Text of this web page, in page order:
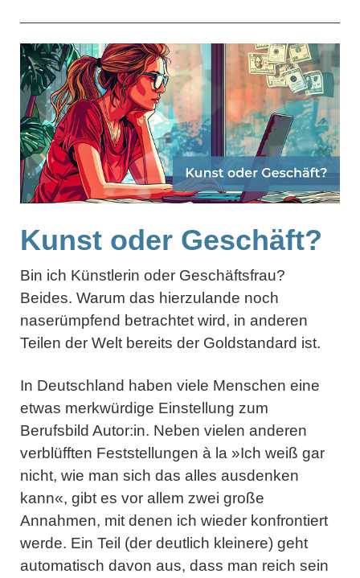
Kunst oder Geschäft?
Bin ich Künstlerin oder Geschäftsfrau?
Beides. Warum das hierzulande noch
naserümpfend betrachtet wird, in anderen
Teilen der Welt bereits der Goldstandard ist.
In Deutschland haben viele Menschen eine
etwas merkwürdige Einstellung zum
Berufsbild Autor:in. Neben vielen anderen
verblüfften Feststellungen à la »Ich weiß gar
nicht, wie man sich das alles ausdenken
kann«, gibt es vor allem zwei große
Annahmen, mit denen ich wieder konfrontiert
werde. Ein Teil (der deutlich kleinere) geht
automatisch davon aus, dass man reich sein